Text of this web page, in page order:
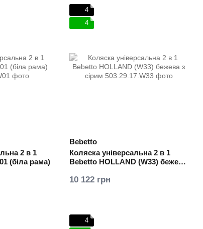
2 в 1
(біла рама)
4
4
Bebetto
Коляска універсальна 2 в 1
Bebetto HOLLAND (W33) бежева
10 122 грн
4